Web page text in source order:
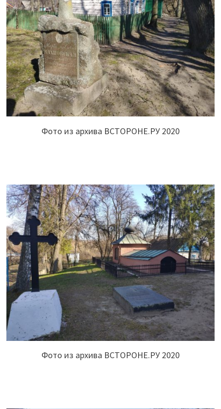
Фото из архива ВСТОРОНЕ.РУ 2020
Фото из архива ВСТОРОНЕ.РУ 2020